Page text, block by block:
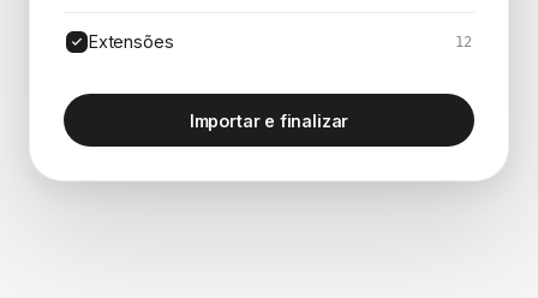
Extensões 12
Importar e finalizar